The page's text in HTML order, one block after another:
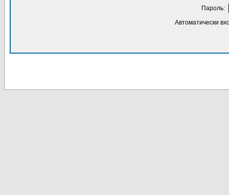
Пароль:
Автоматически